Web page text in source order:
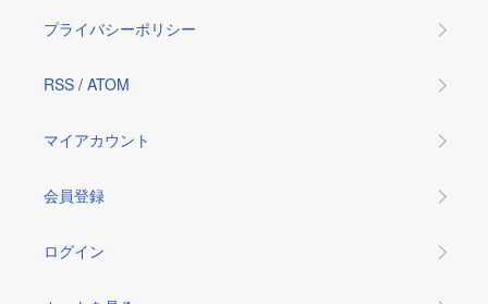
プライバシーポリシー
RSS / ATOM
マイアカウント
会員登録
ログイン